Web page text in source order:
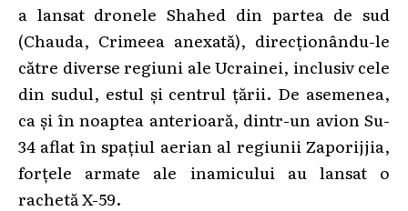
a lansat dronele Shahed din partea de sud
(Chauda, Crimeea anexată), direcționându-le
către diverse regiuni ale Ucrainei, inclusiv cele
din sudul, estul și centrul țării. De asemenea,
ca și în noaptea anterioară, dintr-un avion Su-
34 aflat în spațiul aerian al regiunii Zaporijjia,
forțele armate ale inamicului au lansat o
rachetă X-59.